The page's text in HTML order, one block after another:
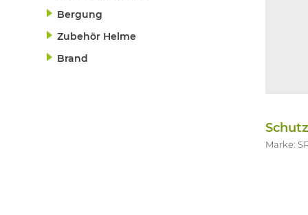
Bergung
Zubehör Helme
Brand
Marke: